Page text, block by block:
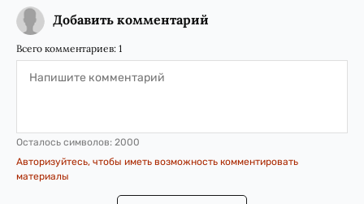
Добавить комментарий
Всего комментариев: 1
Осталось символов: 2000
Авторизуйтесь, чтобы иметь возможность комментировать
материалы